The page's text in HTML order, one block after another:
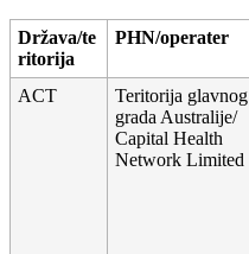
Država/te
ritorija
PHN/operater
ACT
Teritorija glavnog
grada Australije/
Capital Health
Network Limited